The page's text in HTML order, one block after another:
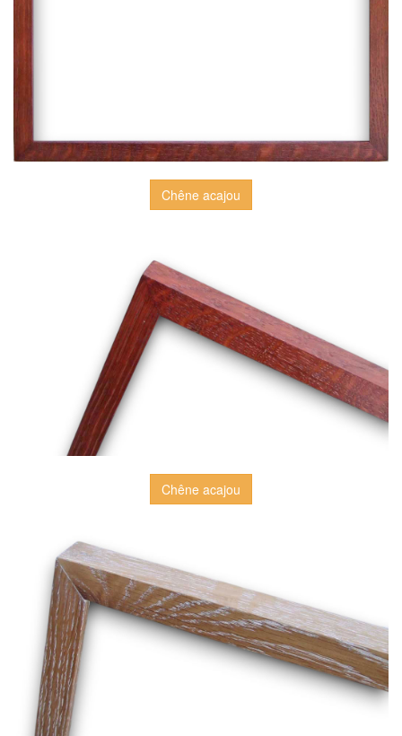
Chêne acajou
Chêne acajou